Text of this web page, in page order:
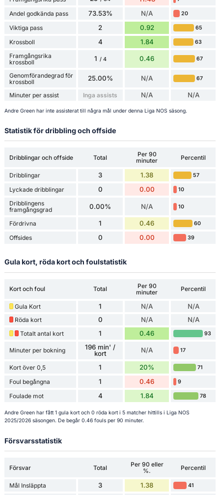
Andel godkända pass 73.53% N/A 20
Viktiga pass 2 0.92 65
Krossboll 4 1.84 63
Framgångsrika
krossboll
1 / 4 0.46 67
Genomförandegrad för
krossboll
25.00% N/A 67
Minuter per assist Inga assists N/A N/A
Andre Green har inte assisterat till några mål under denna Liga NOS säsong.
Statistik för dribbling och offside
Dribblingar och offside Total
Per 90
minuter
Percentil
Dribblingar 3 1.38 57
Lyckade dribblingar 0 0.00 10
Dribblingens
framgångsgrad
0.00% N/A 10
Fördrivna 1 0.46 60
Offsides 0 0.00 39
Gula kort, röda kort och foulstatistik
Kort och foul Total
Per 90
minuter
Percentil
Gula Kort 1 N/A N/A
Röda kort 0 N/A N/A
Totalt antal kort 1 0.46 93
Minuter per bokning
196 min' /
kort
N/A 17
Kort över 0,5 1 20% 71
Foul begångna 1 0.46 9
Foulade mot 4 1.84 78
Andre Green har fått 1 gula kort och 0 röda kort i 5 matcher hittills i Liga NOS
2025/2026 säsongen. De begår 0.46 fouls per 90 minuter.
Försvarsstatistik
Försvar Total
Per 90 eller
%.
Percentil
Mål Insläppta 3 1.38 41